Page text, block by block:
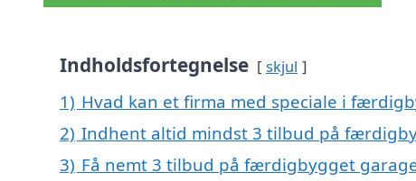
Indholdsfortegnelse skjul
1) Hvad kan et firma med speciale i
2) Indhent altid mindst 3 tilbud på
3) Få nemt 3 tilbud på færdigbygget